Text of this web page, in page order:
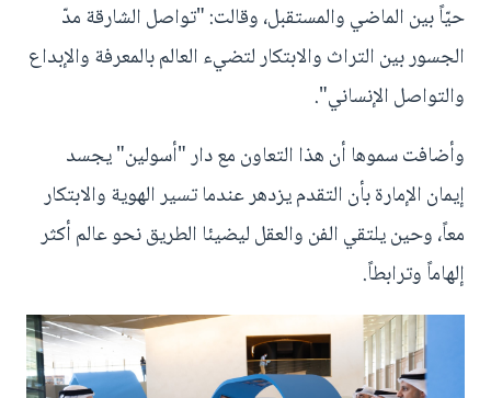
حيّاً بين الماضي والمستقبل، وقالت: "تواصل الشارقة مدّ
الجسور بين التراث والابتكار لتضيء العالم بالمعرفة والإبداع
والتواصل الإنساني".
وأضافت سموها أن هذا التعاون مع دار "أسولين" يجسد
إيمان الإمارة بأن التقدم يزدهر عندما تسير الهوية والابتكار
معاً، وحين يلتقي الفن والعقل ليضيئا الطريق نحو عالم أكثر
إلهاماً وترابطاً.